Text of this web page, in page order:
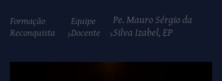
Formação
Reconquista
Equipe
Docente
Pe. Mauro Sérgio da
Silva Izabel, EP